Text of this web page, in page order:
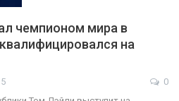
чемпионом мира в
на
0